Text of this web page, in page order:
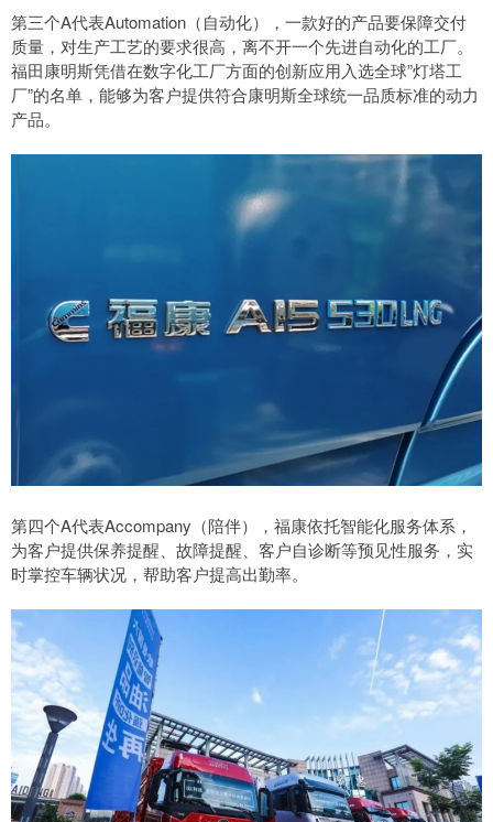
第三个A代表Automation（自动化），一款好的产品要保障交付
质量，对生产工艺的要求很高，离不开一个先进自动化的工厂。
福田康明斯凭借在数字化工厂方面的创新应用入选全球”灯塔工
厂”的名单，能够为客户提供符合康明斯全球统一品质标准的动力
产品。
第四个A代表Accompany（陪伴），福康依托智能化服务体系，
为客户提供保养提醒、故障提醒、客户自诊断等预见性服务，实
时掌控车辆状况，帮助客户提高出勤率。